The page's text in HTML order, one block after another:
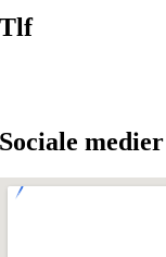
Tlf
Sociale medier